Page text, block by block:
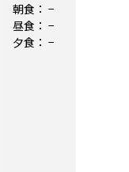
朝食： −
昼食： −
夕食： −